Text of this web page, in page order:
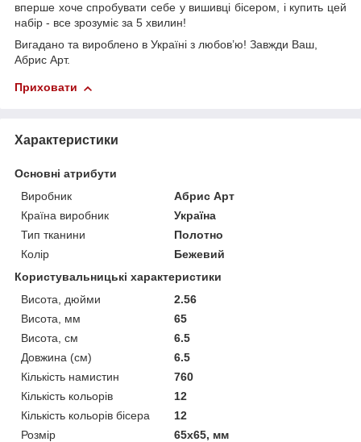
вперше хоче спробувати себе у вишивці бісером, і купить цей
набір - все зрозуміє за 5 хвилин!
Вигадано та вироблено в Україні з любов’ю! Завжди Ваш,
Абрис Арт.
Приховати
Характеристики
Основні атрибути
Виробник
Абрис Арт
Країна виробник
Україна
Тип тканини
Полотно
Колір
Бежевий
Користувальницькі характеристики
Висота, дюйми
2.56
Висота, мм
65
Висота, см
6.5
Довжина (см)
6.5
Кількість намистин
760
Кількість кольорів
12
Кількість кольорів бісера
12
Розмір
65x65, мм